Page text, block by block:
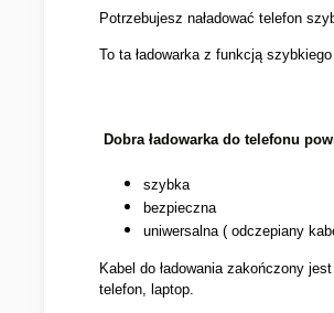
Potrzebujesz naładować telefon
To ta ładowarka z funkcją
Dobra ładowarka do telefonu
szybka
bezpieczna
uniwersalna ( odczepiany
Kabel do ładowania zakończony
telefon, laptop.